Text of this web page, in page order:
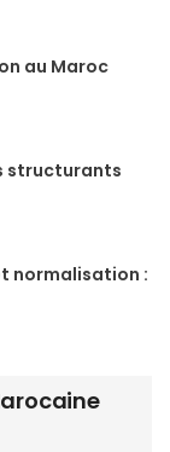
au Maroc
structurants
normalisation :